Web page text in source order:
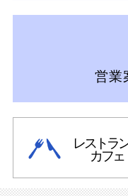
営業
レストラ
カフェ